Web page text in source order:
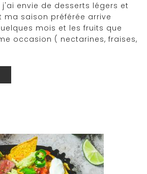
j'ai envie de desserts légers et
ma saison préférée arrive
mois et les fruits que
occasion ( nectarines, fraises,